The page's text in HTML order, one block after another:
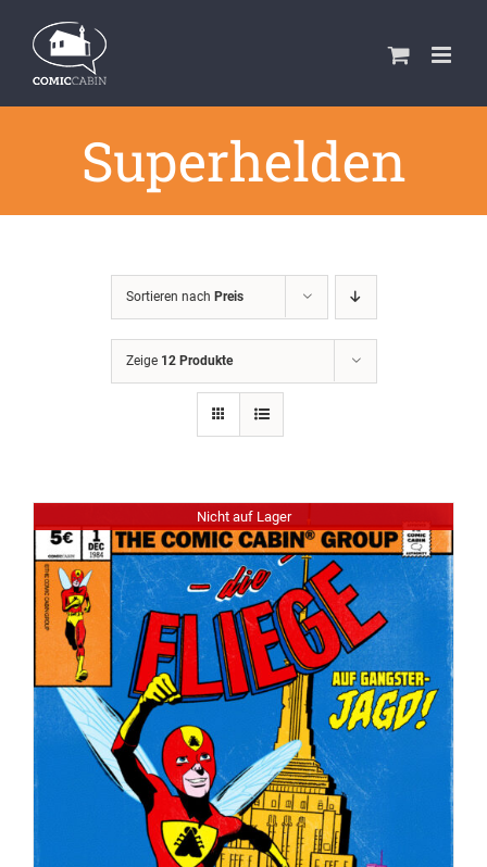
Inhalt
springen
Superhelden
Sortieren nach Preis
Zeige 12 Produkte
Nicht auf Lager